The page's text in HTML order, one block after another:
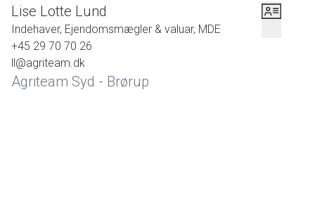
Lise Lotte Lund
Indehaver, Ejendomsmægler & valuar, MDE
+45 29 70 70 26
ll@agriteam.dk
Agriteam Syd - Brørup